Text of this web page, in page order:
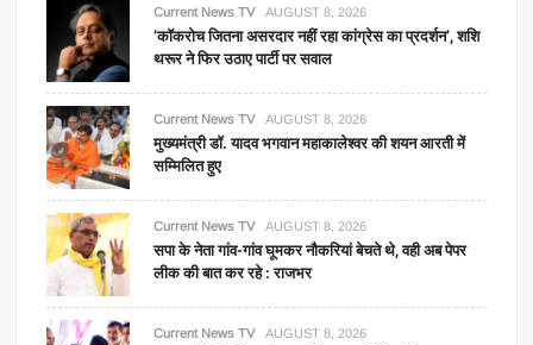
Current News TV AUGUST 8, 2026
‘कॉकरोच जितना असरदार नहीं रहा कांग्रेस का प्रदर्शन’, शशि
थरूर ने फिर उठाए पार्टी पर सवाल
Current News TV AUGUST 8, 2026
मुख्यमंत्री डॉ. यादव भगवान महाकालेश्‍वर की शयन आरती में
सम्मिलित हुए
Current News TV AUGUST 8, 2026
सपा के नेता गांव-गांव घूमकर नौकरियां बेचते थे, वही अब पेपर
लीक की बात कर रहे : राजभर
Current News TV AUGUST 8, 2026